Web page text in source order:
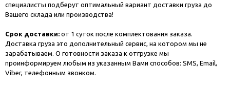
специалисты подберут оптимальный вариант доставки груза до
Вашего склада или производства!
Срок доставки: от 1 суток после комплектования заказа.
Доставка груза это дополнительный сервис, на котором мы не
зарабатываем. О готовности заказа к отгрузке мы
проинформируем любым из указанным Вами способов: SMS, Email,
Viber, телефонным звонком.